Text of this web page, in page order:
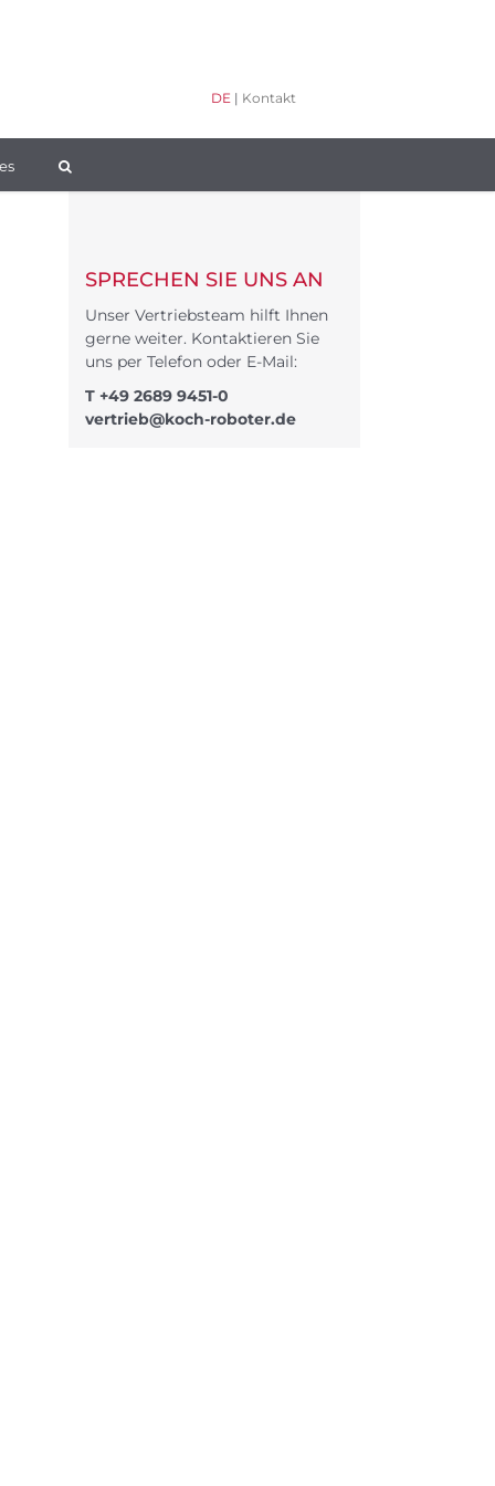
DE | Kontakt
SPRECHEN SIE UNS AN
Unser Vertriebsteam hilft Ihnen
gerne weiter. Kontaktieren Sie
uns per Telefon oder E-Mail:
T +49 2689 9451-0
vertrieb@koch-roboter.de